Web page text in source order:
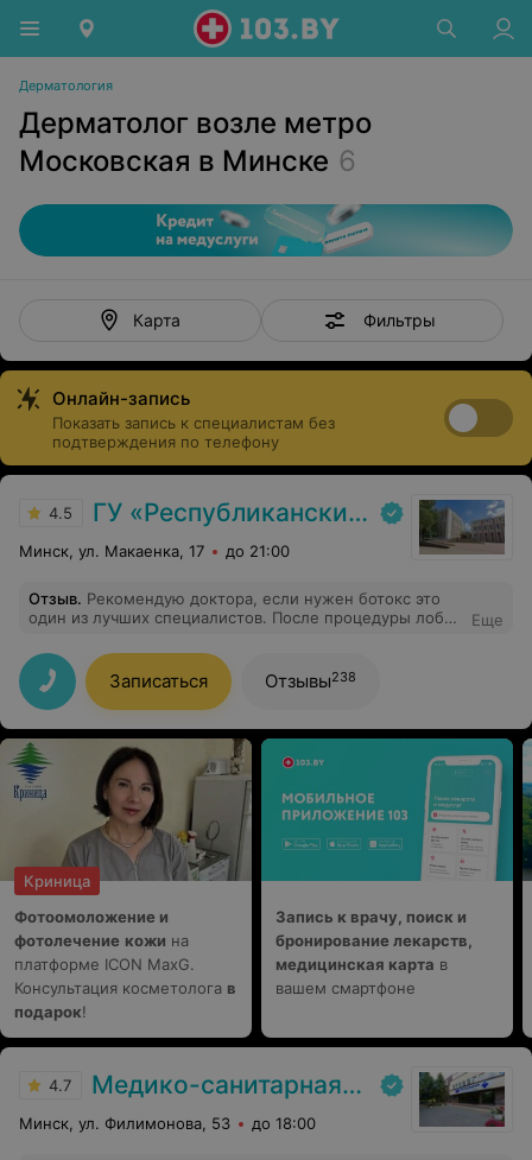
Дерматология
Дерматолог возле метро
Московская в Минске 6
Карта Фильтры
Онлайн-запись
Показать запись к специалистам без
подтверждения по телефону
4.5 ГУ «Республиканский научно-практический центр медицинской экспертизы и реабилитаци»
Минск, ул. Макаенка, 17 до 21:00
Отзыв. Рекомендую доктора, если нужен ботокс это
один из лучших специалистов. После процедуры лоб
даже не ожидала)) морщины расправились, лицо не
выгляди уставшим. Эффект - минус 10лет))
Еще
Записаться Отзывы238
Криница
Фотоомоложение и
фотолечение кожи на
платформе ICON MaxG.
Консультация косметолога в
подарок!
Запись к врачу, поиск и
бронирование лекарств,
медицинская карта в
вашем смартфоне
4.7 Медико-санитарная часть Вавилова
Минск, ул. Филимонова, 53 до 18:00